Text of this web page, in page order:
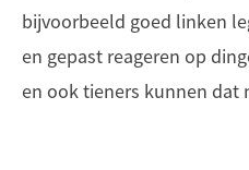
bijvoorbeeld goed linken
en gepast reageren op
en ook tieners kunnen dat